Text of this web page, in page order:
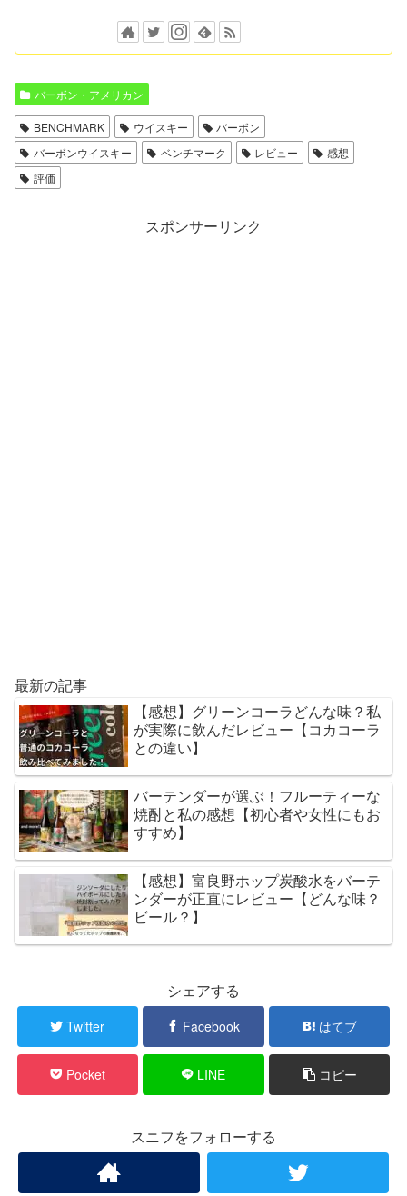
バーボン・アメリカン
BENCHMARK ウイスキー
バーボン
バーボンウイスキー
ベンチマーク レビュー
感想
評価
スポンサーリンク
最新の記事
【感想】グリーンコーラどんな味？私
が実際に飲んだレビュー【コカコーラ
との違い】
バーテンダーが選ぶ！フルーティーな
焼酎と私の感想【初心者や女性にもお
すすめ】
【感想】富良野ホップ炭酸水をバーテ
ンダーが正直にレビュー【どんな味？
ビール？】
シェアする
Twitter Facebook はてブ
Pocket LINE コピー
スニフをフォローする